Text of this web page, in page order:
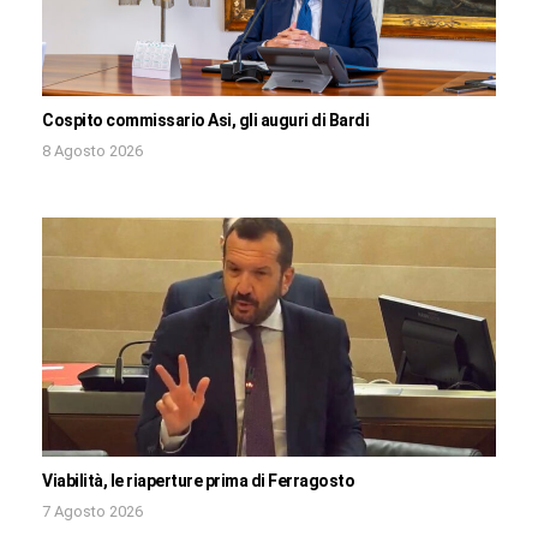
Cospito commissario Asi, gli auguri di Bardi
8 Agosto 2026
Viabilità, le riaperture prima di Ferragosto
7 Agosto 2026